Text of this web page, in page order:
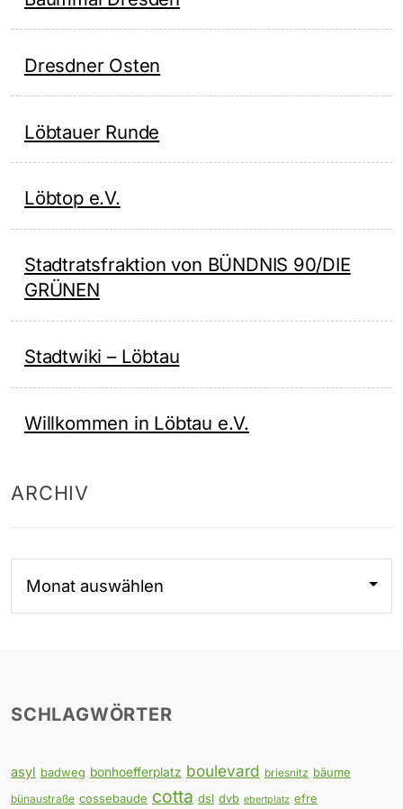
Dresdner Osten
Löbtauer Runde
Löbtop e.V.
Stadtratsfraktion von BÜNDNIS 90/DIE
GRÜNEN
Stadtwiki – Löbtau
Willkommen in Löbtau e.V.
ARCHIV
SCHLAGWÖRTER
asyl badweg bonhoefferplatz boulevard briesnitz bäume
bünaustraße cossebaude cotta dsl dvb ebertplatz efre